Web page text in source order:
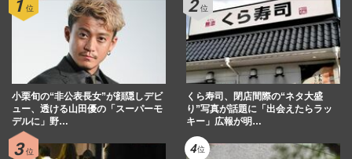
小栗旬の“非公表長女”が顔隠しデビ
ュー、透ける山田優の「スーパーモ
デルに」野…
くら寿司、閉店間際の“ネタ大盛
り”写真が話題に「出会えたらラッ
キー」広報が明…